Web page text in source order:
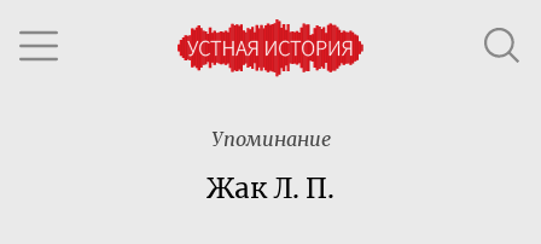
Упоминание
Жак Л. П.